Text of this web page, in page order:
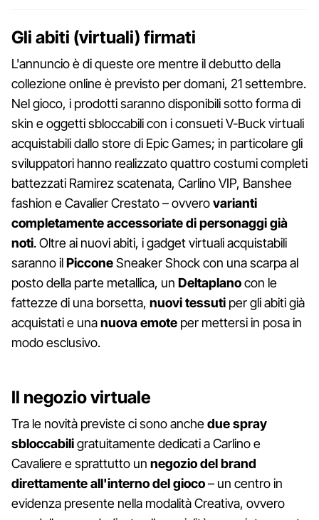
Gli abiti (virtuali) firmati
L'annuncio è di queste ore mentre il debutto della
collezione online è previsto per domani, 21 settembre.
Nel gioco, i prodotti saranno disponibili sotto forma di
skin e oggetti sbloccabili con i consueti V-Buck virtuali
acquistabili dallo store di Epic Games; in particolare gli
sviluppatori hanno realizzato quattro costumi completi
battezzati Ramirez scatenata, Carlino VIP, Banshee
fashion e Cavalier Crestato – ovverovarianti
completamente accessoriate di personaggi già
noti. Oltre ai nuovi abiti, i gadget virtuali acquistabili
saranno ilPicconeSneaker Shock con una scarpa al
posto della parte metallica, un Deltaplanocon le
fattezze di una borsetta, nuovi tessuti per gli abiti già
acquistati e unanuova emote per mettersi in posa in
modo esclusivo.
Il negozio virtuale
Tra le novità previste ci sono anchedue spray
sbloccabiligratuitamente dedicati a Carlino e
Cavaliere e sprattutto un negozio del brand
direttamente all'interno del gioco– un centro in
evidenza presente nella modalità Creativa, ovvero